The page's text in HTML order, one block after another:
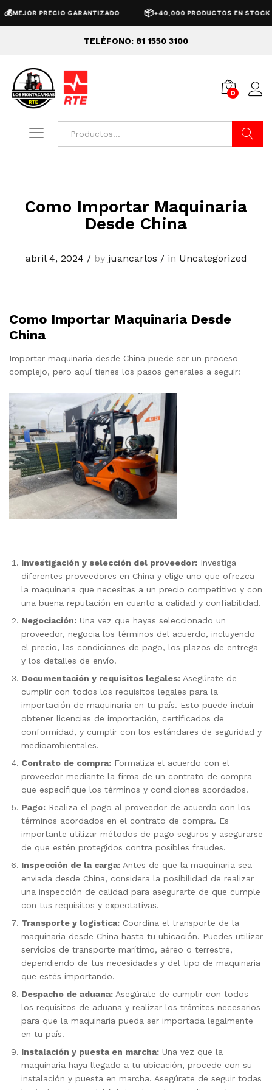
MEJOR PRECIO GARANTIZADO 📦+40,000 PRODUCTOS EN STOCK
TELÉFONO: 81 1550 3100
0
Como Importar Maquinaria
Desde China
abril 4, 2024 /by juancarlos /in Uncategorized
Como Importar Maquinaria Desde
China
Importar maquinaria desde China puede ser un proceso
complejo, pero aquí tienes los pasos generales a seguir:
Investigación y selección del proveedor: Investiga
diferentes proveedores en China y elige uno que ofrezca
la maquinaria que necesitas a un precio competitivo y con
una buena reputación en cuanto a calidad y confiabilidad.
Negociación: Una vez que hayas seleccionado un
proveedor, negocia los términos del acuerdo, incluyendo
el precio, las condiciones de pago, los plazos de entrega
y los detalles de envío.
Documentación y requisitos legales: Asegúrate de
cumplir con todos los requisitos legales para la
importación de maquinaria en tu país. Esto puede incluir
obtener licencias de importación, certificados de
conformidad, y cumplir con los estándares de seguridad y
medioambientales.
Contrato de compra: Formaliza el acuerdo con el
proveedor mediante la firma de un contrato de compra
que especifique los términos y condiciones acordados.
Pago: Realiza el pago al proveedor de acuerdo con los
términos acordados en el contrato de compra. Es
importante utilizar métodos de pago seguros y asegurarse
de que estén protegidos contra posibles fraudes.
Inspección de la carga: Antes de que la maquinaria sea
enviada desde China, considera la posibilidad de realizar
una inspección de calidad para asegurarte de que cumple
con tus requisitos y expectativas.
Transporte y logística: Coordina el transporte de la
maquinaria desde China hasta tu ubicación. Puedes utilizar
servicios de transporte marítimo, aéreo o terrestre,
dependiendo de tus necesidades y del tipo de maquinaria
que estés importando.
Despacho de aduana: Asegúrate de cumplir con todos
los requisitos de aduana y realizar los trámites necesarios
para que la maquinaria pueda ser importada legalmente
en tu país.
Instalación y puesta en marcha: Una vez que la
maquinaria haya llegado a tu ubicación, procede con su
instalación y puesta en marcha. Asegúrate de seguir todas